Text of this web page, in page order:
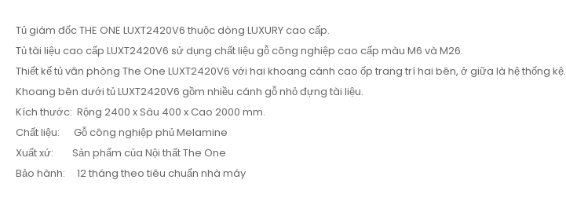
Tủ giám đốc THE ONE LUXT2420V6 thuộc dòng LUXURY cao cấp.
Tủ tài liệu cao cấp LUXT2420V6 sử dụng chất liệu gỗ công nghiệp cao cấp màu M6 và M26.
Thiết kế tủ văn phòng The One LUXT2420V6 với hai khoang cánh cao ốp trang trí hai bên, ở giữa là hệ thống kệ.
Khoang bên dưới tủ LUXT2420V6 gồm nhiều cánh gỗ nhỏ đựng tài liệu.
Kích thước: Rộng 2400 x Sâu 400 x Cao 2000 mm.
Chất liệu: Gỗ công nghiệp phủ Melamine
Xuất xứ: Sản phẩm của Nội thất The One
Bảo hành: 12 tháng theo tiêu chuẩn nhà máy